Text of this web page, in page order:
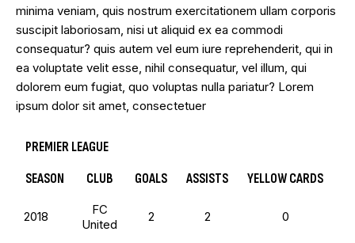
minima veniam, quis nostrum exercitationem ullam corporis
suscipit laboriosam, nisi ut aliquid ex ea commodi
consequatur? quis autem vel eum iure reprehenderit, qui in
ea voluptate velit esse, nihil consequatur, vel illum, qui
dolorem eum fugiat, quo voluptas nulla pariatur? Lorem
ipsum dolor sit amet, consectetuer
PREMIER LEAGUE
SEASON
CLUB GOALS ASSISTS YELLOW CARDS
2018
FC
United
2 2 0